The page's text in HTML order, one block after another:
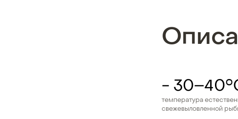
-
температура
свежевыловленной